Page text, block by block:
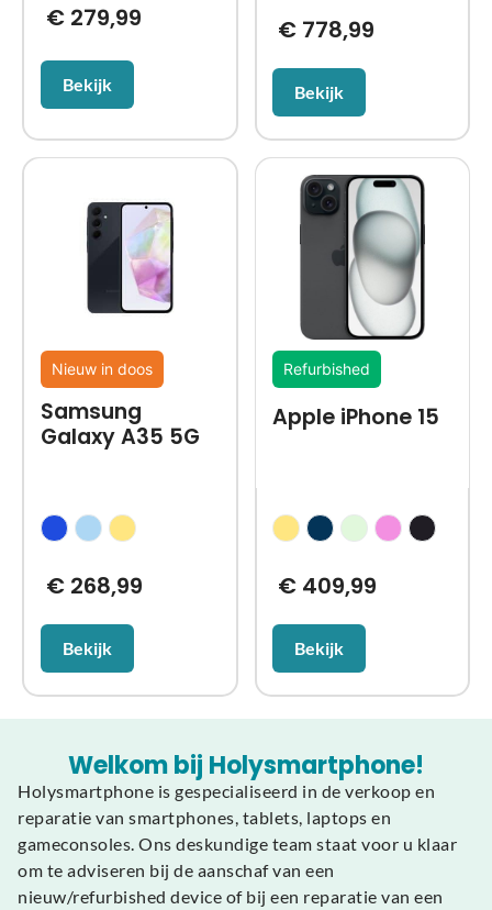
€279,99
Bekijk
€ 778,99
Bekijk
Nieuw in doos
Samsung
Galaxy A35 5G
€268,99
Bekijk
Refurbished
Apple iPhone 15
€ 409,99
Bekijk
Welkom bij Holysmartphone!
Holysmartphone is gespecialiseerd in de verkoop en
reparatie van smartphones, tablets, laptops en
gameconsoles. Ons deskundige team staat voor u klaar
om te adviseren bij de aanschaf van een
nieuw/refurbished device of bij een reparatie van een